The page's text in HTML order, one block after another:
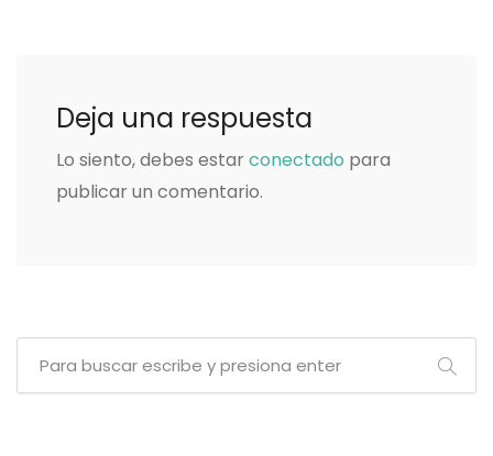
Deja una respuesta
Lo siento, debes estar conectado para
publicar un comentario.